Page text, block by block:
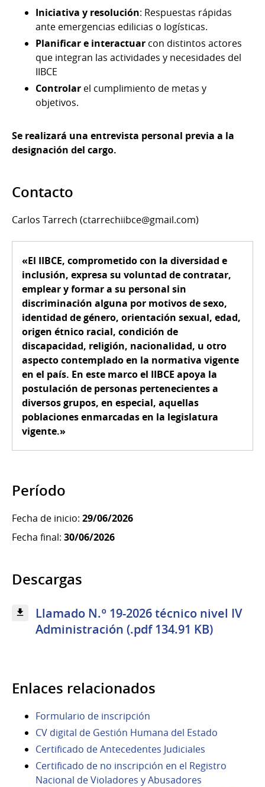
Iniciativa y resolución: Respuestas rápidas
ante emergencias edilicias o logísticas.
Planificar e interactuar con distintos actores
que integran las actividades y necesidades del
IIBCE
Controlar el cumplimiento de metas y
objetivos.
Se realizará una entrevista personal previa a la
designación del cargo.
Contacto
Carlos Tarrech (ctarrechiibce@gmail.com)
«El IIBCE, comprometido con la diversidad e
inclusión, expresa su voluntad de contratar,
emplear y formar a su personal sin
discriminación alguna por motivos de sexo,
identidad de género, orientación sexual, edad,
origen étnico racial, condición de
discapacidad, religión, nacionalidad, u otro
aspecto contemplado en la normativa vigente
en el país. En este marco el IIBCE apoya la
postulación de personas pertenecientes a
diversos grupos, en especial, aquellas
poblaciones enmarcadas en la legislatura
vigente.»
Período
Fecha de inicio: 29/06/2026
Fecha final: 30/06/2026
Descargas
Llamado N.º 19-2026 técnico nivel IV
Administración (.pdf 134.91 KB)
Enlaces relacionados
Formulario de inscripción
CV digital de Gestión Humana del Estado
Certificado de Antecedentes Judiciales
Certificado de no inscripción en el Registro
Nacional de Violadores y Abusadores